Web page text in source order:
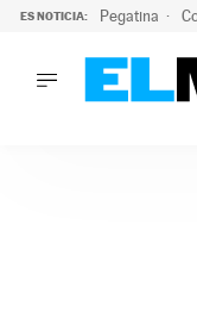
ES NOTICIA: Pegatina